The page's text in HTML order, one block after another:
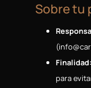
Sobre tu
(
Finalidad:
para